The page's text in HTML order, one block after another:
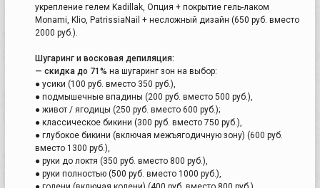
укрепление гелем Kadillak, Опция + покрытие гель-лаком
Monami, Klio, PatrissiaNail + несложный дизайн (650 руб. вместо
2000 руб.).
Шугаринг и восковая депиляция:
— скидка до 71% на шугаринг зон на выбор:
● усики (100 руб. вместо 350 руб.),
● подмышечные впадины (200 руб. вместо 500 руб.),
● живот / ягодицы (250 руб. вместо 600 руб.);
● классическое бикини (300 руб. вместо 750 руб.),
● глубокое бикини (включая межъягодичную зону) (600 руб.
вместо 1300 руб.),
● руки до локтя (350 руб. вместо 800 руб.),
● руки полностью (500 руб. вместо 1000 руб.),